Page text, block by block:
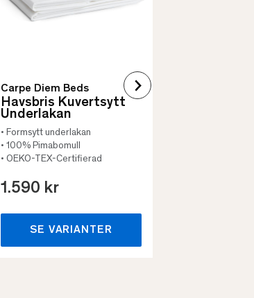
Carpe Diem Beds
Havsbris Kuvertsytt
Underlakan
• Formsytt underlakan
• 100% Pimabomull
• OEKO-TEX-Certifierad
1.590 kr
SE VARIANTER